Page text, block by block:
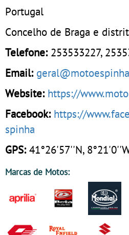
Portugal
Concelho de Braga e
Telefone: 253533227,
Email:
Website: https://
Facebook: https://
spinha
GPS:41°26'57''N,
Marcas de Motos: